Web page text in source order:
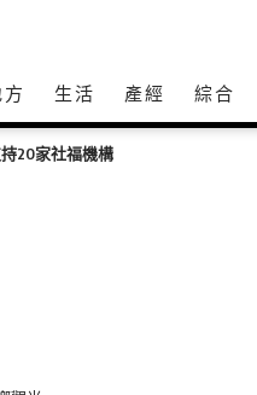
生活 產經 綜合
20家社福機構